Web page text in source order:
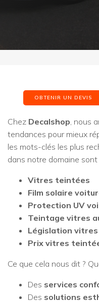
OBTENIR UN DEVIS
Chez Decalshop, nous
tendances pour mieux
les mots-clés les plus
dans notre domaine sont
Vitres teintées
Film solaire
Protection UV
Teintage vitres
Législation
Prix vitres
Ce que cela nous dit ?
Des services
Des solutions